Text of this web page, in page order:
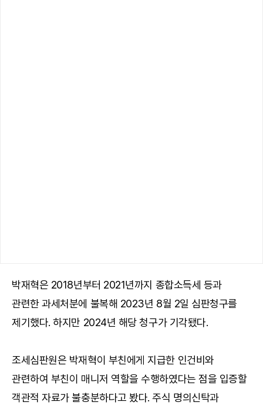
박재혁은 2018년부터 2021년까지 종합소득세 등과
관련한 과세처분에 불복해 2023년 8월 2일 심판청구를
제기했다. 하지만 2024년 해당 청구가 기각됐다.
조세심판원은 박재혁이 부친에게 지급한 인건비와
관련하여 부친이 매니저 역할을 수행하였다는 점을 입증할
객관적 자료가 불충분하다고 봤다. 주식 명의신탁과